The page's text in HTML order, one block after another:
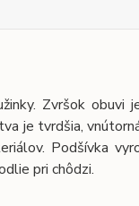
Zvršok
je tvrdšia,
Podšívka
pri chôdzi.